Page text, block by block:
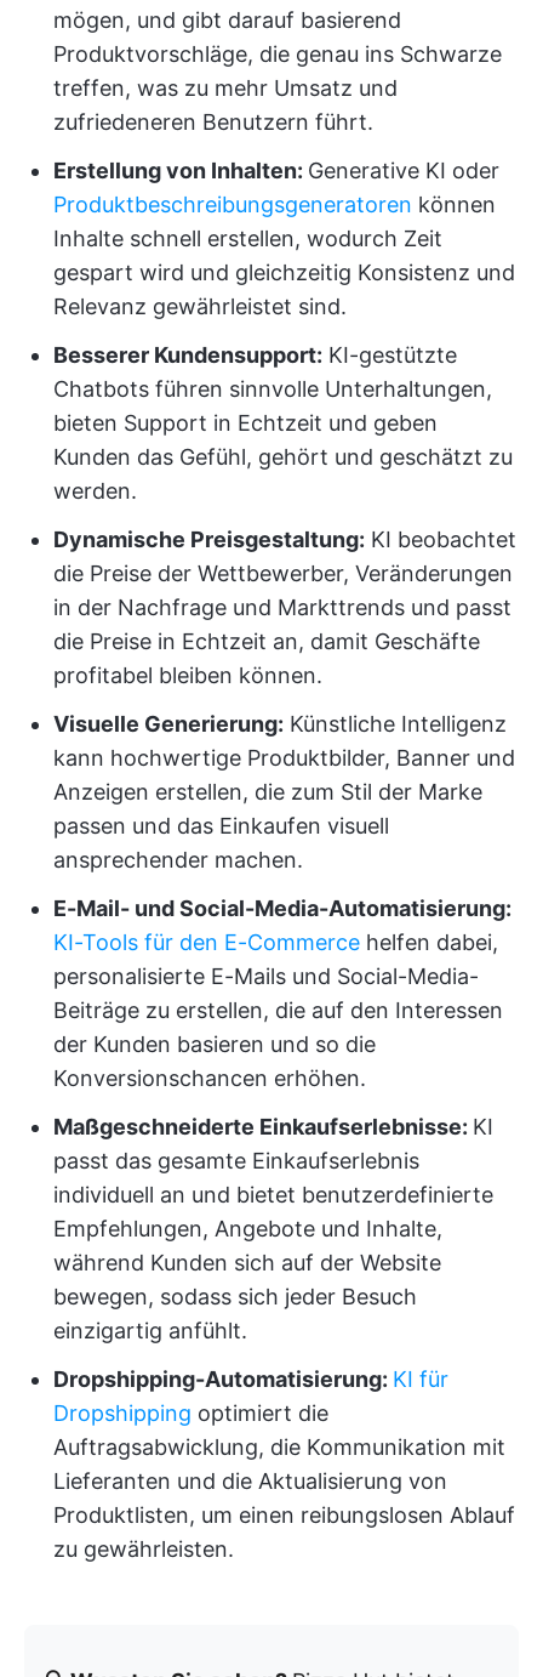
mögen, und gibt darauf basierend
Produktvorschläge, die genau ins Schwarze
treffen, was zu mehr Umsatz und
zufriedeneren Benutzern führt.
Erstellung von Inhalten: Generative KI oder
Produktbeschreibungsgeneratoren können
Inhalte schnell erstellen, wodurch Zeit
gespart wird und gleichzeitig Konsistenz und
Relevanz gewährleistet sind.
Besserer Kundensupport: KI-gestützte
Chatbots führen sinnvolle Unterhaltungen,
bieten Support in Echtzeit und geben
Kunden das Gefühl, gehört und geschätzt zu
werden.
Dynamische Preisgestaltung: KI beobachtet
die Preise der Wettbewerber, Veränderungen
in der Nachfrage und Markttrends und passt
die Preise in Echtzeit an, damit Geschäfte
profitabel bleiben können.
Visuelle Generierung: Künstliche Intelligenz
kann hochwertige Produktbilder, Banner und
Anzeigen erstellen, die zum Stil der Marke
passen und das Einkaufen visuell
ansprechender machen.
E-Mail- und Social-Media-Automatisierung:
KI-Tools für den E-Commerce helfen dabei,
personalisierte E-Mails und Social-Media-
Beiträge zu erstellen, die auf den Interessen
der Kunden basieren und so die
Konversionschancen erhöhen.
Maßgeschneiderte Einkaufserlebnisse: KI
passt das gesamte Einkaufserlebnis
individuell an und bietet benutzerdefinierte
Empfehlungen, Angebote und Inhalte,
während Kunden sich auf der Website
bewegen, sodass sich jeder Besuch
einzigartig anfühlt.
Dropshipping-Automatisierung: KI für
Dropshipping optimiert die
Auftragsabwicklung, die Kommunikation mit
Lieferanten und die Aktualisierung von
Produktlisten, um einen reibungslosen Ablauf
zu gewährleisten.